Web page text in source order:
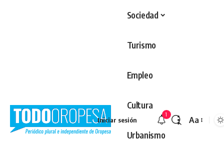
Sociedad
Turismo
Empleo
Cultura
Urbanismo
Iniciar sesión
1
Aa